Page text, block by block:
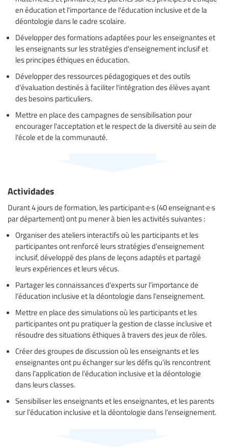
en éducation et l'importance de l'éducation inclusive et de la
déontologie dans le cadre scolaire.
Développer des formations adaptées pour les enseignantes et
les enseignants sur les stratégies d'enseignement inclusif et
les principes éthiques en éducation.
Développer des ressources pédagogiques et des outils
d'évaluation destinés à faciliter l'intégration des élèves ayant
des besoins particuliers.
Mettre en place des campagnes de sensibilisation pour
encourager l'acceptation et le respect de la diversité au sein de
l'école et de la communauté.
Actividades
Durant 4 jours de formation, les participant·e·s (40 enseignant·e·s
par département) ont pu mener à bien les activités suivantes :
Organiser des ateliers interactifs où les participants et les
participantes ont renforcé leurs stratégies d’enseignement
inclusif, développé des plans de leçons adaptés et partagé
leurs expériences et leurs vécus.
Partager les connaissances d'experts sur l’importance de
l’éducation inclusive et la déontologie dans l’enseignement.
Mettre en place des simulations où les participants et les
participantes ont pu pratiquer la gestion de classe inclusive et
résoudre des situations éthiques à travers des jeux de rôles.
Créer des groupes de discussion où les enseignants et les
enseignantes ont pu échanger sur les défis qu’ils rencontrent
dans l’application de l’éducation inclusive et la déontologie
dans leurs classes.
Sensibiliser les enseignants et les enseignantes, et les parents
sur l’éducation inclusive et la déontologie dans l’enseignement.